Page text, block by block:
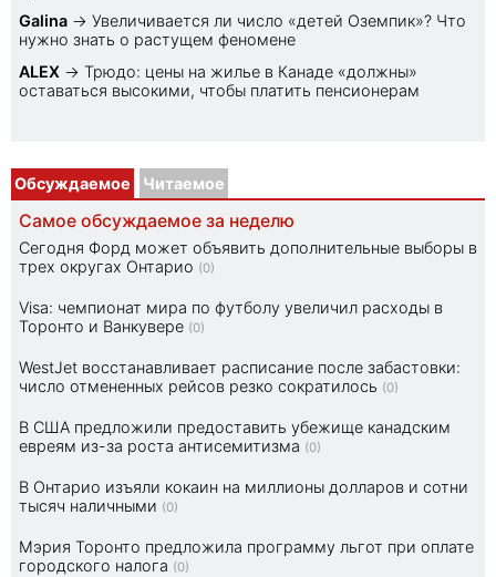
Galina → Увеличивается ли число «детей Оземпик»? Что
нужно знать о растущем феномене
ALEX → Трюдо: цены на жилье в Канаде «должны»
оставаться высокими, чтобы платить пенсионерам
Обсуждаемое Читаемое
Самое обсуждаемое за неделю
Сегодня Форд может объявить дополнительные выборы в
трех округах Онтарио (0)
Visa: чемпионат мира по футболу увеличил расходы в
Торонто и Ванкувере (0)
WestJet восстанавливает расписание после забастовки:
число отмененных рейсов резко сократилось (0)
В США предложили предоставить убежище канадским
евреям из-за роста антисемитизма (0)
В Онтарио изъяли кокаин на миллионы долларов и сотни
тысяч наличными (0)
Мэрия Торонто предложила программу льгот при оплате
городского налога (0)